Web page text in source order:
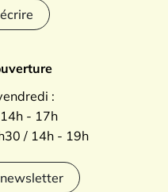
:
- 17h
/ 14h - 19h